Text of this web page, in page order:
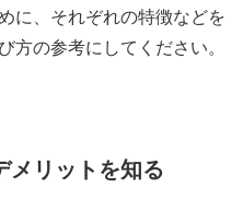
に、それぞれの特徴などを
方の参考にしてください。
メリットを知る